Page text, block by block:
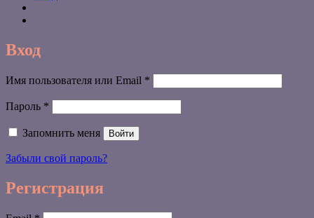
Вход
Имя пользователя или Email *
Пароль *
Запомнить меня Войти
Забыли свой пароль?
Регистрация